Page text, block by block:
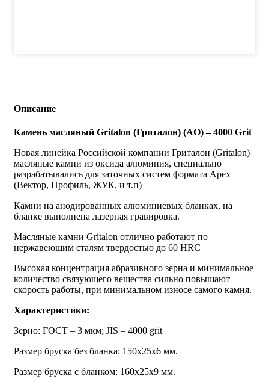
Описание
Камень масляный Gritalon (Гриталон) (AO) – 4000 Grit
Новая линейка Российской компании Гриталон (Gritalon)
масляные камни из оксида алюминия, специально
разрабатывались для заточных систем формата Apeх
(Вектор, Профиль, ЖУК, и т.п)
Камни на анодированных алюминиевых бланках, на
бланке выполнена лазерная гравировка.
Масляные камни Gritalon отлично работают по
нержавеющим сталям твердостью до 60 HRC
Высокая концентрация абразивного зерна и минимальное
количество связующего вещества сильно повышают
скорость работы, при минимальном износе самого камня.
Характеристики:
Зерно: ГОСТ – 3 мкм; JIS – 4000 grit
Размер бруска без бланка: 150х25х6 мм.
Размер бруска с бланком: 160х25х9 мм.